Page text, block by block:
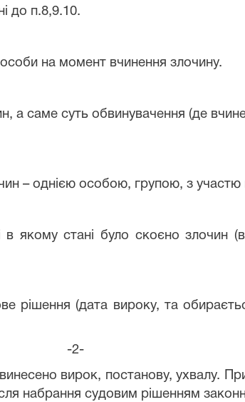
до п.8,9.10.
на момент вчинення злочину.
а саме суть обвинувачення (де
– однією особою, групою, з участю
якому стані було скоєно злочин
рішення (дата вироку, та
-2-
вирок, постанову, ухвалу.
набрання судовим рішенням